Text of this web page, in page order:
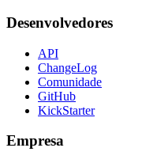
Desenvolvedores
API
ChangeLog
Comunidade
GitHub
KickStarter
Empresa